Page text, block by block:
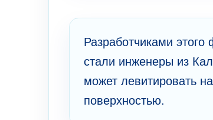
Разработчиками этого
стали инженеры из
может левитировать
поверхностью.